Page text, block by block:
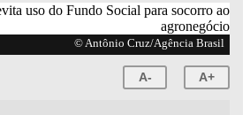
© Antônio Cruz/Agência Brasil
A- A+